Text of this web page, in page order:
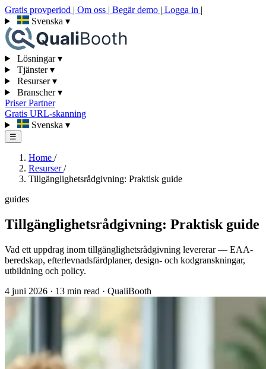
Gratis provperiod | Om oss | Begär demo | Logga in |
Svenska ▾
Lösningar▾
Tjänster▾
Resurser▾
Branscher▾
PriserPartner
Gratis URL-skanning
Svenska ▾
☰
Home /
Resurser/
Tillgänglighetsrådgivning: Praktisk guide
guides
Tillgänglighetsrådgivning: Praktisk guide
Vad ett uppdrag inom tillgänglighetsrådgivning levererar — EAA-
beredskap, efterlevnadsfärdplaner, design- och kodgranskningar,
utbildning och policy.
4 juni 2026 · 13 min read · QualiBooth